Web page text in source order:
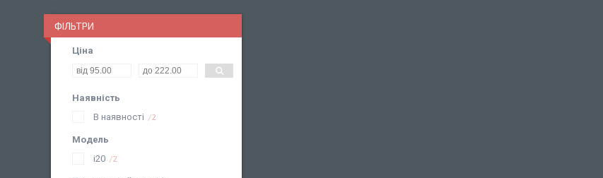
ФІЛЬТРИ
Ціна
Наявність
В наявності
2
Модель
i20
2